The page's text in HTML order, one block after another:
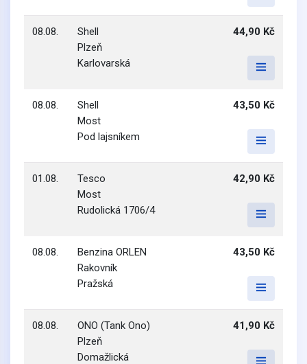
08.08.
Shell
Plzeň
Karlovarská
44,90 Kč
08.08.
Shell
Most
Pod lajsníkem
43,50 Kč
01.08.
Tesco
Most
Rudolická 1706/4
42,90 Kč
08.08.
Benzina ORLEN
Rakovník
Pražská
43,50 Kč
08.08.
ONO (Tank Ono)
Plzeň
Domažlická
41,90 Kč